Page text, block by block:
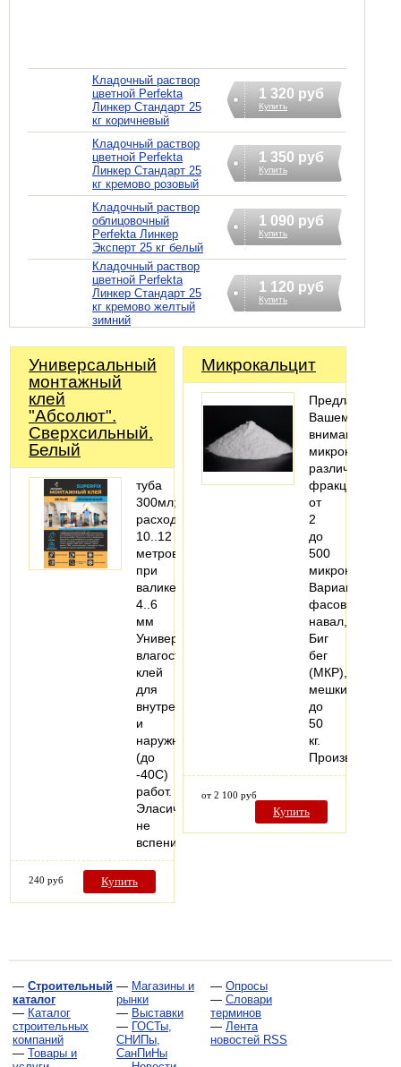
Кладочный раствор
цветной Perfekta
Линкер Стандарт 25
кг коричневый
1 320 руб
Купить
Кладочный раствор
цветной Perfekta
Линкер Стандарт 25
кг кремово розовый
1 350 руб
Купить
Кладочный раствор
облицовочный
Perfekta Линкер
Эксперт 25 кг белый
1 090 руб
Купить
Кладочный раствор
цветной Perfekta
Линкер Стандарт 25
кг кремово желтый
зимний
1 120 руб
Купить
Универсальный
монтажный
клей
"Абсолют".
Сверхсильный.
Белый
туба
300мл;
расход:
10..12
метров
при
валике
4..6
мм
Универсальный
влагостойкий
клей
для
внутренних
и
наружных
(до
-40С)
работ.
Эласичный,
не
вспенивается…
240 руб Купить
Микрокальцит
Предлагаем
Вашему
вниманию
микрокальцит
различных
фракций
от
2
до
500
микрон.
Варианты
фасовки:
навал,
Биг
бег
(МКР),
мешки
до
50
кг.
от 2 100 руб
Купить
— Строительный
каталог
— Каталог
строительных
компаний
— Товары и
— Магазины и
рынки
— Выставки
— ГОСТы,
СНИПы,
СанПиНы
— Опросы
— Словари
терминов
— Лента
новостей RSS